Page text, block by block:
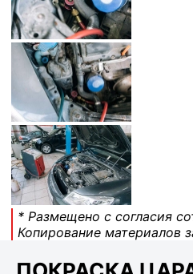
* Размещено с согласия
Копирование материалов